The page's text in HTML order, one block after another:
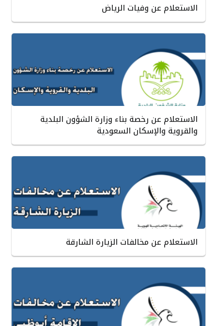
الاستعلام عن وفيات الرياض
الاستعلام عن رخصة بناء وزارة الشؤون البلدية
والقروية والإسكان السعودية
الاستعلام عن مخالفات الزيارة الشارقة